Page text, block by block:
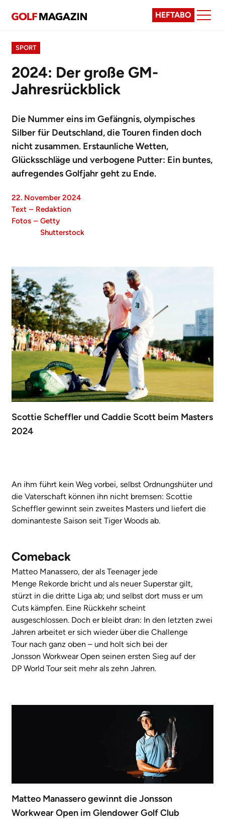
HEFTABO
SPORT
2024: Der große GM-
Jahresrückblick
Die Nummer eins im Gefängnis, olympisches
Silber für Deutschland, die Touren finden doch
nicht zusammen. Erstaunliche Wetten,
Glücksschläge und verbogene Putter: Ein buntes,
aufregendes Golfjahr geht zu Ende.
22. November 2024
Text – Redaktion
Fotos – Getty
Shutterstock
Scottie Scheffler und Caddie Scott beim Masters
2024
An ihm führt kein Weg vorbei, selbst Ordnungshüter und
die Vaterschaft können ihn nicht bremsen: Scottie
Scheffler gewinnt sein zweites Masters und liefert die
dominanteste Saison seit Tiger Woods ab.
Comeback
Matteo Manassero, der als Teenager jede
Menge Rekorde bricht und als neuer Superstar gilt,
stürzt in die dritte Liga ab; und selbst dort muss er um
Cuts kämpfen. Eine Rückkehr scheint
ausgeschlossen. Doch er bleibt dran: In den letzten zwei
Jahren arbeitet er sich wieder über die Challenge
Tour nach ganz oben – und holt sich bei der
Jonsson Workwear Open seinen ersten Sieg auf der
DP World Tour seit mehr als zehn Jahren.
Matteo Manassero gewinnt die Jonsson
Workwear Open im Glendower Golf Club